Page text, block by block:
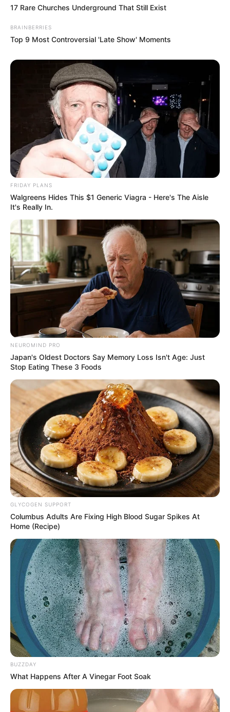
17 Rare Churches Underground That Still Exist
BRAINBERRIES
Top 9 Most Controversial 'Late Show' Moments
FRIDAY PLANS
Walgreens Hides This $1 Generic Viagra - Here's The Aisle
It's Really In.
NEUROMIND PRO
Japan's Oldest Doctors Say Memory Loss Isn't Age: Just
Stop Eating These 3 Foods
GLYCOGEN SUPPORT
Columbus Adults Are Fixing High Blood Sugar Spikes At
Home (Recipe)
BUZZDAY
What Happens After A Vinegar Foot Soak